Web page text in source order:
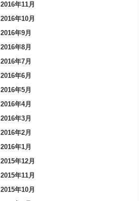
2016年11月
2016年10月
2016年9月
2016年8月
2016年7月
2016年6月
2016年5月
2016年4月
2016年3月
2016年2月
2016年1月
2015年12月
2015年11月
2015年10月